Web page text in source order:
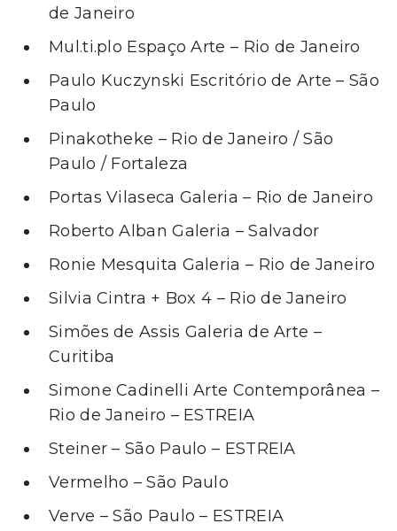
de Janeiro
Mul.ti.plo Espaço Arte – Rio de Janeiro
Paulo Kuczynski Escritório de Arte – São
Paulo
Pinakotheke – Rio de Janeiro / São
Paulo / Fortaleza
Portas Vilaseca Galeria – Rio de Janeiro
Roberto Alban Galeria – Salvador
Ronie Mesquita Galeria – Rio de Janeiro
Silvia Cintra + Box 4 – Rio de Janeiro
Simões de Assis Galeria de Arte –
Curitiba
Simone Cadinelli Arte Contemporânea –
Rio de Janeiro – ESTREIA
Steiner – São Paulo – ESTREIA
Vermelho – São Paulo
Verve – São Paulo – ESTREIA